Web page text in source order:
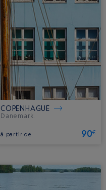
COPENHAGUE
Danemark.
à partir de 90€